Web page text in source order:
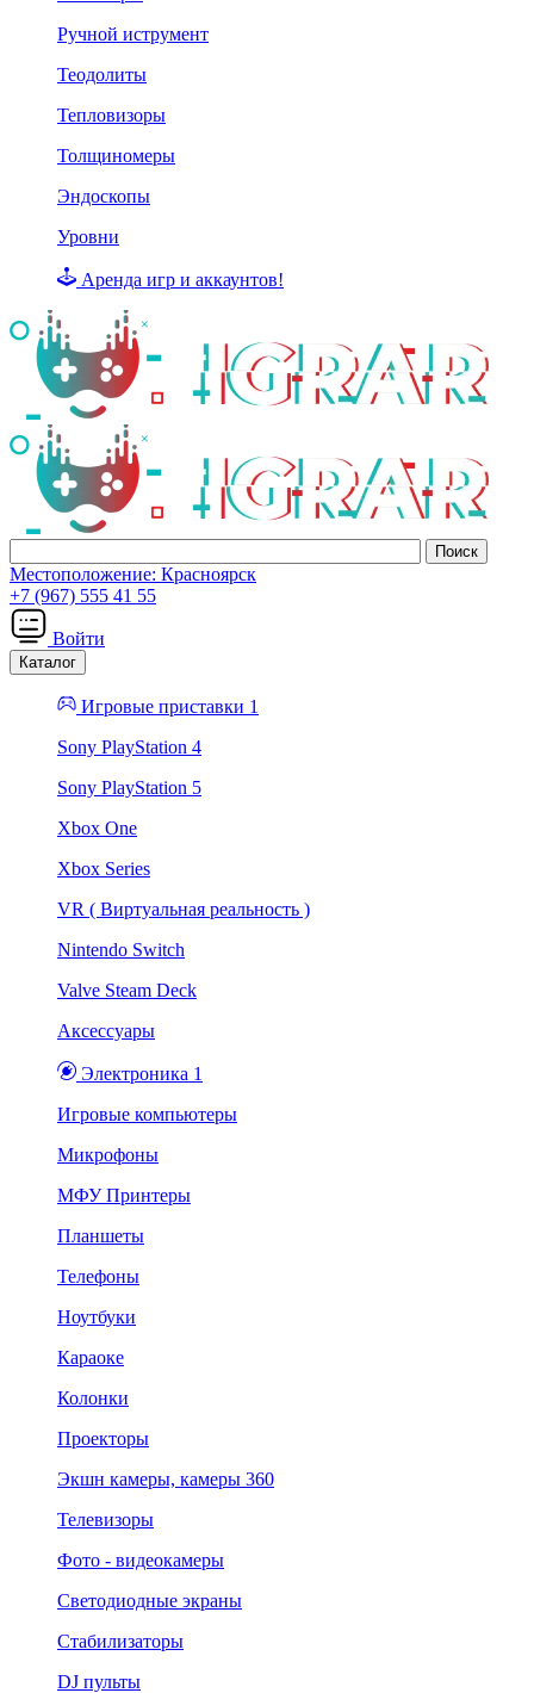
Ручной иструмент
Теодолиты
Тепловизоры
Толщиномеры
Эндоскопы
Уровни
Аренда игр и аккаунтов!
Местоположение: Красноярск
+7 (967) 555 41 55
Войти
Каталог
Игровые приставки 1
Sony PlayStation 4
Sony PlayStation 5
Xbox One
Xbox Series
VR ( Виртуальная реальность )
Nintendo Switch
Valve Steam Deck
Аксессуары
Электроника 1
Игровые компьютеры
Микрофоны
МФУ Принтеры
Планшеты
Телефоны
Ноутбуки
Караоке
Колонки
Проекторы
Экшн камеры, камеры 360
Телевизоры
Фото - видеокамеры
Светодиодные экраны
Стабилизаторы
DJ пульты